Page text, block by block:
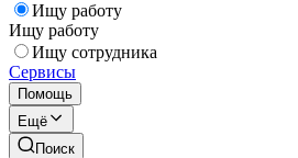
Ищу работу
Ищу работу
Ищу сотрудника
Сервисы
Помощь
Ещё
Поиск